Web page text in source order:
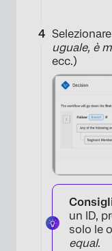
uguale, è
ecc.)
un ID,
solo le
equal.